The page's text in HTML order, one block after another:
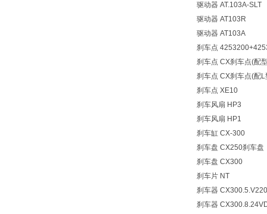
驱动器 AT.103A-SLT
驱动器 AT103R
驱动器 AT103A
刹车点
刹车点 CX刹车点(配
刹车点 CX刹车点(配L
刹车点 XE10
刹车风扇 HP3
刹车风扇 HP1
刹车缸 CX-300
刹车盘 CX250刹车盘
刹车盘 CX300
刹车片 NT
刹车器 CX300.5.V220
刹车器